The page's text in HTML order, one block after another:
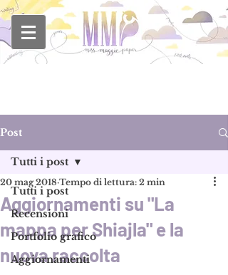
Post
Tutti i post
Recensioni
Portfolio grafico
Aggiornamenti
Tutti i post
Aggiornamenti su "La
mappa per Shiajla" e la
nuova raccolta
20 mag 2018 Tempo di lettura: 2 min